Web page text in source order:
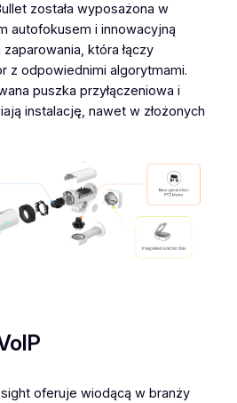
została wyposażona w
autofokusem i innowacyjną
która łączy
z odpowiednimi algorytmami.
puszka przyłączeniowa i
instalację, nawet w złożonych
oferuje wiodącą w branży